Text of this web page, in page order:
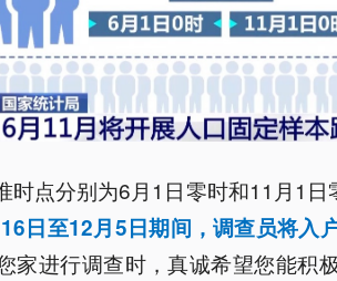
时点分别为6月1日零时和11月1日
日至12月5日期间 ，调查员将入
家进行调查时，真诚希望您能积